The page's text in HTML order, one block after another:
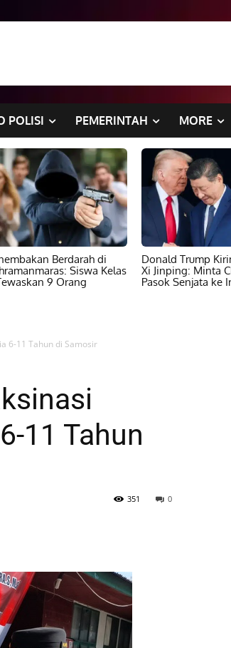
POLISI PEMERINTAH MORE
Berdarah di
Siswa Kelas
9 Orang
Donald Trump
Xi Jinping: Minta
Pasok Senjata ke
6-11 Tahun di Samosir
11 Tahun
0
351